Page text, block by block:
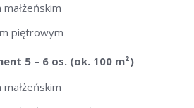
małżeńskim
piętrowym
5 – 6 os. (ok. 100 m²)
małżeńskim